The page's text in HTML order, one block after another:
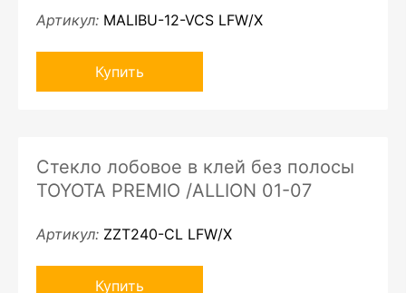
Артикул: MALIBU-12-VCS LFW/X
Купить
Стекло лобовое в клей без полосы
TOYOTA PREMIO /ALLION 01-07
Артикул: ZZT240-CL LFW/X
Купить